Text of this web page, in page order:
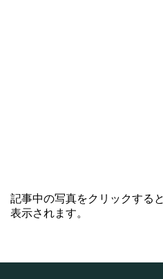
記事中の写真をクリックする
表示されます。